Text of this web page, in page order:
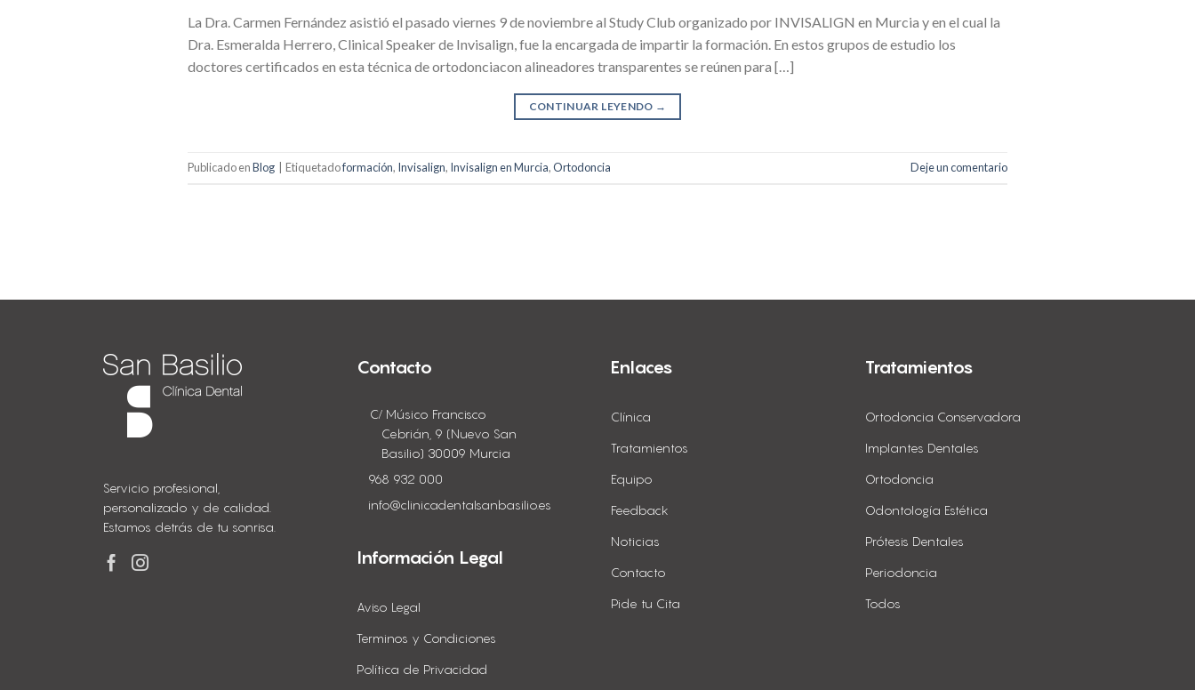
La Dra. Carmen Fernández asistió el pasado viernes 9 de noviembre al Study Club organizado por INVISALIGN en Murcia y en el cual la
Dra. Esmeralda Herrero, Clinical Speaker de Invisalign, fue la encargada de impartir la formación. En estos grupos de estudio los
doctores certificados en esta técnica de ortodonciacon alineadores transparentes se reúnen para […]
CONTINUAR LEYENDO →
Publicado enBlog Etiquetadoformación, Invisalign, Invisalign en Murcia,Ortodoncia Deje un comentario
Servicio profesional,
personalizado y de calidad.
Estamos detrás de tu sonrisa.
Contacto
C/ Músico Francisco
Cebrián, 9 (Nuevo San
Basilio) 30009 Murcia
968 932 000
info@clinicadentalsanbasilio.es
Información Legal
Aviso Legal
Terminos y Condiciones
Política de Privacidad
Enlaces
Clínica
Tratamientos
Equipo
Feedback
Noticias
Contacto
Pide tu Cita
Tratamientos
Ortodoncia Conservadora
Implantes Dentales
Ortodoncia
Odontología Estética
Prótesis Dentales
Periodoncia
Todos